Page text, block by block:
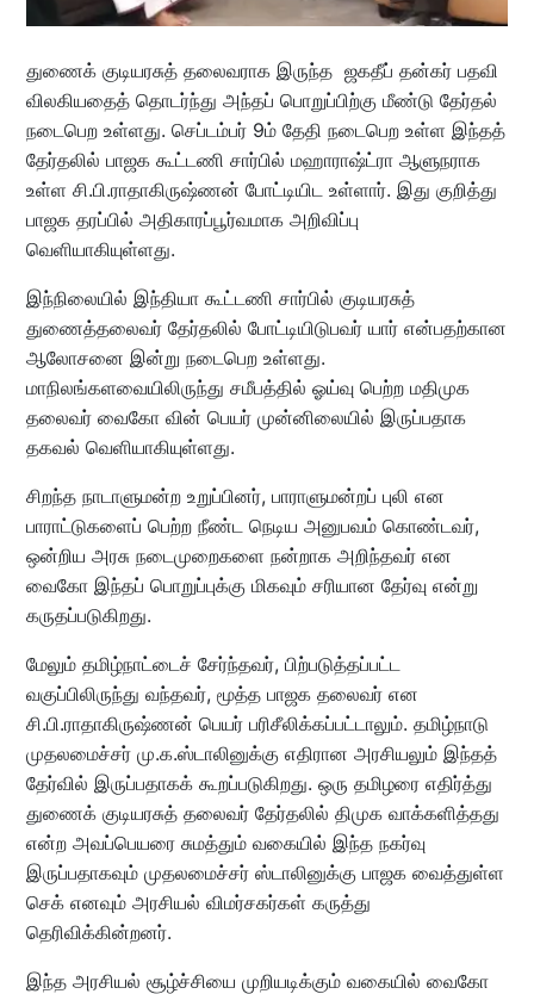
துணைக் குடியரசுத் தலைவராக இருந்த ஜகதீப் தன்கர் பதவி
விலகியதைத் தொடர்ந்து அந்தப் பொறுப்பிற்கு மீண்டு தேர்தல்
நடைபெற உள்ளது. செப்டம்பர் 9ம் தேதி நடைபெற உள்ள இந்தத்
தேர்தலில் பாஜக கூட்டணி சார்பில் மஹாராஷ்ட்ரா ஆளுநராக
உள்ள சி.பி.ராதாகிருஷ்ணன் போட்டியிட உள்ளார். இது குறித்து
பாஜக தரப்பில் அதிகாரப்பூர்வமாக அறிவிப்பு
வெளியாகியுள்ளது.
இந்நிலையில் இந்தியா கூட்டணி சார்பில் குடியரசுத்
துணைத்தலைவர் தேர்தலில் போட்டியிடுபவர் யார் என்பதற்கான
ஆலோசனை இன்று நடைபெற உள்ளது.
மாநிலங்களவையிலிருந்து சமீபத்தில் ஓய்வு பெற்ற மதிமுக
தலைவர் வைகோ வின் பெயர் முன்னிலையில் இருப்பதாக
தகவல் வெளியாகியுள்ளது.
சிறந்த நாடாளுமன்ற உறுப்பினர், பாராளுமன்றப் புலி என
பாராட்டுகளைப் பெற்ற நீண்ட நெடிய அனுபவம் கொண்டவர்,
ஒன்றிய அரசு நடைமுறைகளை நன்றாக அறிந்தவர் என
வைகோ இந்தப் பொறுப்புக்கு மிகவும் சரியான தேர்வு என்று
கருதப்படுகிறது.
மேலும் தமிழ்நாட்டைச் சேர்ந்தவர், பிற்படுத்தப்பட்ட
வகுப்பிலிருந்து வந்தவர், மூத்த பாஜக தலைவர் என
சி.பி.ராதாகிருஷ்ணன் பெயர் பரிசீலிக்கப்பட்டாலும். தமிழ்நாடு
முதலமைச்சர் மு.க.ஸ்டாலினுக்கு எதிரான அரசியலும் இந்தத்
தேர்வில் இருப்பதாகக் கூறப்படுகிறது. ஒரு தமிழரை எதிர்த்து
துணைக் குடியரசுத் தலைவர் தேர்தலில் திமுக வாக்களித்தது
என்ற அவப்பெயரை சுமத்தும் வகையில் இந்த நகர்வு
இருப்பதாகவும் முதலமைச்சர் ஸ்டாலினுக்கு பாஜக வைத்துள்ள
செக் எனவும் அரசியல் விமர்சகர்கள் கருத்து
தெரிவிக்கின்றனர்.
இந்த அரசியல் சூழ்ச்சியை முறியடிக்கும் வகையில் வைகோ